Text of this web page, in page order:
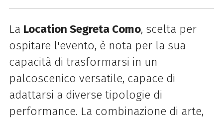
La Location Segreta Como, scelta per
ospitare l'evento, è nota per la sua
capacità di trasformarsi in un
palcoscenico versatile, capace di
adattarsi a diverse tipologie di
performance. La combinazione di arte,